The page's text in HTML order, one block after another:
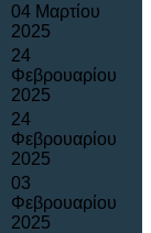
04 Μαρτίου
2025
24
Φεβρουαρίου
2025
24
Φεβρουαρίου
2025
03
Φεβρουαρίου
2025